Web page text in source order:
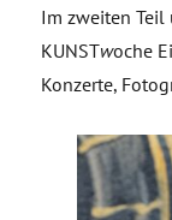
Im zweiten Teil
KUNSTwoche
Konzerte,